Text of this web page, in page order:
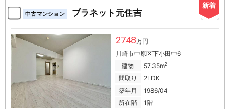
新着
中古マンション プラネット元住吉
2748万円
川崎市中原区下小田中6
建物
57.35m2
間取り
2LDK
築年月
1986/04
所在階
1階